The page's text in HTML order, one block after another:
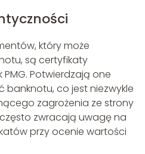
który może
są certyfikaty
Potwierdzają one
banknotu, co jest niezwykle
zagrożenia ze strony
często zwracają uwagę na
przy ocenie wartości